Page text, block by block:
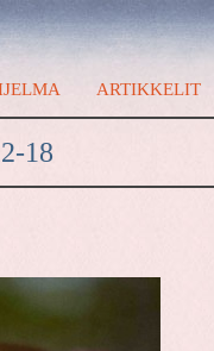
ARTIKKELIT
18